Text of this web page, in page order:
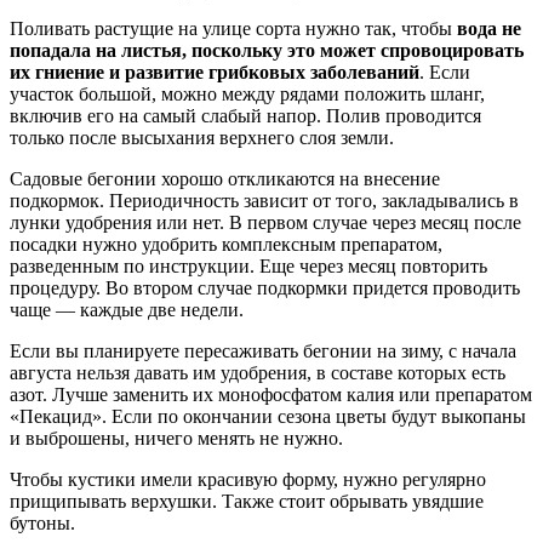
Поливать растущие на улице сорта нужно так, чтобы вода не
попадала на листья, поскольку это может спровоцировать
их гниение и развитие грибковых заболеваний. Если
участок большой, можно между рядами положить шланг,
включив его на самый слабый напор. Полив проводится
только после высыхания верхнего слоя земли.
Садовые бегонии хорошо откликаются на внесение
подкормок. Периодичность зависит от того, закладывались в
лунки удобрения или нет. В первом случае через месяц после
посадки нужно удобрить комплексным препаратом,
разведенным по инструкции. Еще через месяц повторить
процедуру. Во втором случае подкормки придется проводить
чаще — каждые две недели.
Если вы планируете пересаживать бегонии на зиму, с начала
августа нельзя давать им удобрения, в составе которых есть
азот. Лучше заменить их монофосфатом калия или препаратом
«Пекацид». Если по окончании сезона цветы будут выкопаны
и выброшены, ничего менять не нужно.
Чтобы кустики имели красивую форму, нужно регулярно
прищипывать верхушки. Также стоит обрывать увядшие
бутоны.